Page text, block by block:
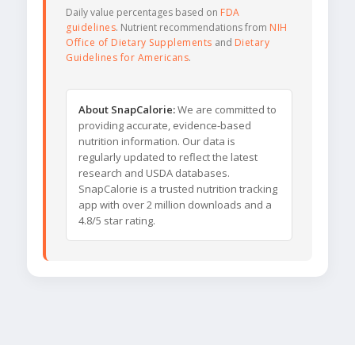
Daily value percentages based on FDA
guidelines. Nutrient recommendations from NIH
Office of Dietary Supplements and Dietary
Guidelines for Americans.
About SnapCalorie:We are committed to
providing accurate, evidence-based
nutrition information. Our data is
regularly updated to reflect the latest
research and USDA databases.
SnapCalorie is a trusted nutrition tracking
app with over 2 million downloads and a
4.8/5 star rating.